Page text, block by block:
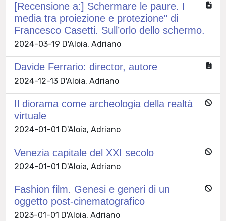
[Recensione a:] Schermare le paure. I
media tra proiezione e protezione" di
Francesco Casetti. Sull’orlo dello schermo.
2024-03-19 D'Aloia, Adriano
Davide Ferrario: director, autore
2024-12-13 D'Aloia, Adriano
Il diorama come archeologia della realtà
virtuale
2024-01-01 D'Aloia, Adriano
Venezia capitale del XXI secolo
2024-01-01 D'Aloia, Adriano
Fashion film. Genesi e generi di un
oggetto post-cinematografico
2023-01-01 D'Aloia, Adriano